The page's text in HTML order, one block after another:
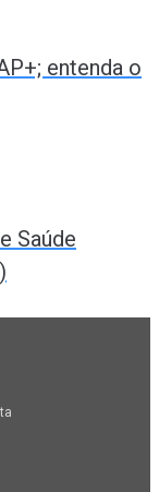
entenda o
Saúde